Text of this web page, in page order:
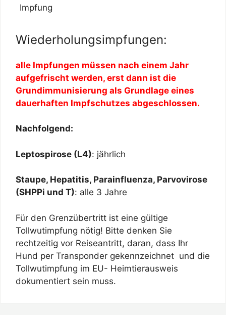
Impfung
Wiederholungsimpfungen:
alle Impfungen müssen nach einem Jahr
aufgefrischt werden, erst dann ist die
Grundimmunisierung als Grundlage eines
dauerhaften Impfschutzes abgeschlossen.
Nachfolgend:
Leptospirose (L4): jährlich
Staupe, Hepatitis, Parainfluenza, Parvovirose
(SHPPi und T): alle 3 Jahre
Für den Grenzübertritt ist eine gültige
Tollwutimpfung nötig! Bitte denken Sie
rechtzeitig vor Reiseantritt, daran, dass Ihr
Hund per Transponder gekennzeichnet und die
Tollwutimpfung im EU- Heimtierausweis
dokumentiert sein muss.